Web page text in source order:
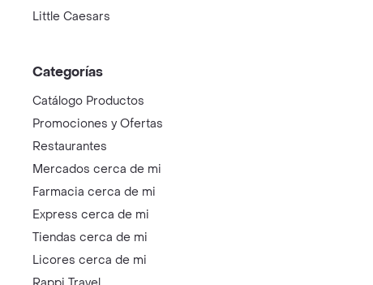
Little Caesars
Categorías
Catálogo Productos
Promociones y Ofertas
Restaurantes
Mercados cerca de mi
Farmacia cerca de mi
Express cerca de mi
Tiendas cerca de mi
Licores cerca de mi